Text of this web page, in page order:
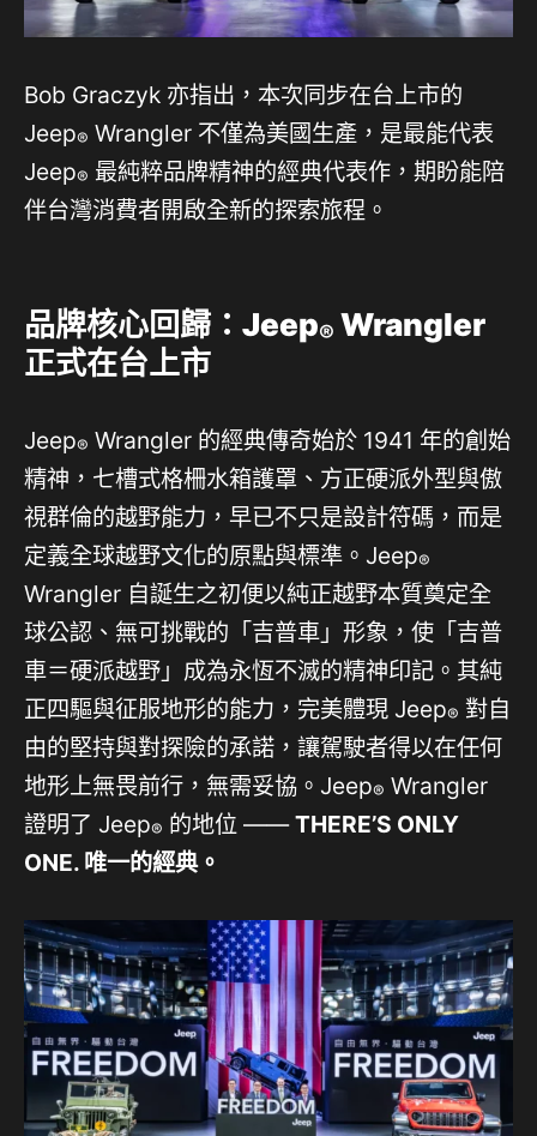
Bob Graczyk 亦指出，本次同步在台上市的
Jeep® Wrangler 不僅為美國生產，是最能代表
Jeep® 最純粹品牌精神的經典代表作，期盼能陪
伴台灣消費者開啟全新的探索旅程。
品牌核心回歸： Jeep® Wrangler
正式在台上市
Jeep® Wrangler 的經典傳奇始於 1941 年的創始
精神，七槽式格柵水箱護罩、方正硬派外型與傲
視群倫的越野能力，早已不只是設計符碼，而是
定義全球越野文化的原點與標準。Jeep®
Wrangler 自誕生之初便以純正越野本質奠定全
球公認、無可挑戰的「吉普車」形象，使「吉普
車＝硬派越野」成為永恆不滅的精神印記。其純
正四驅與征服地形的能力，完美體現 Jeep® 對自
由的堅持與對探險的承諾，讓駕駛者得以在任何
地形上無畏前行，無需妥協。Jeep® Wrangler
證明了 Jeep® 的地位 ——THERE’S ONLY
ONE. 唯一的經典。